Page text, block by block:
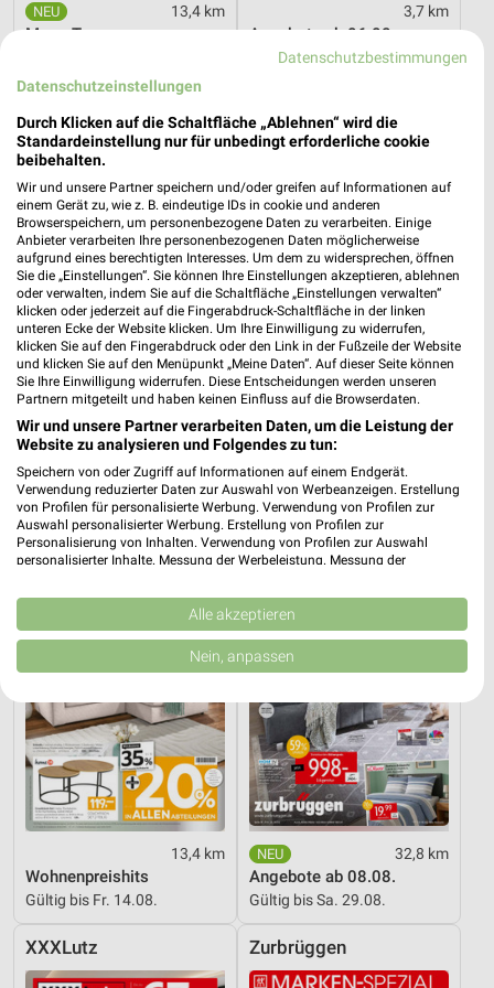
13,4 km
Mega Tage
3,7 km
Angebote ab 06.08.
Gültig bis Mi. 12.08.
0,9 km
Angebote ab 10.08.
Gültig ab Mo. 10.08.
13,4 km
Gültig bis Fr. 21.08.
XXXLutz
13,4 km
Wohnenpreishits
Gültig bis Fr. 14.08.
Zurbrüggen
32,8 km
Angebote ab 08.08.
Gültig bis Sa. 29.08.
XXXLutz Zurbrüggen
Datenschutzbestimmungen
Datenschutzeinstellungen
Durch Klicken auf die Schaltfläche „Ablehnen“ wird die
Standardeinstellung nur für unbedingt erforderliche cookie
beibehalten.
Wir und unsere Partner speichern und/oder greifen auf Informationen auf
einem Gerät zu, wie z. B. eindeutige IDs in cookie und anderen
Browserspeichern, um personenbezogene Daten zu verarbeiten. Einige
Anbieter verarbeiten Ihre personenbezogenen Daten möglicherweise
aufgrund eines berechtigten Interesses. Um dem zu widersprechen, öffnen
Sie die „Einstellungen“. Sie können Ihre Einstellungen akzeptieren, ablehnen
oder verwalten, indem Sie auf die Schaltfläche „Einstellungen verwalten“
klicken oder jederzeit auf die Fingerabdruck-Schaltfläche in der linken
unteren Ecke der Website klicken. Um Ihre Einwilligung zu widerrufen,
klicken Sie auf den Fingerabdruck oder den Link in der Fußzeile der Website
und klicken Sie auf den Menüpunkt „Meine Daten“. Auf dieser Seite können
Sie Ihre Einwilligung widerrufen. Diese Entscheidungen werden unseren
Partnern mitgeteilt und haben keinen Einfluss auf die Browserdaten.
Wir und unsere Partner verarbeiten Daten, um die Leistung der
Website zu analysieren und Folgendes zu tun:
Speichern von oder Zugriff auf Informationen auf einem Endgerät.
Verwendung reduzierter Daten zur Auswahl von Werbeanzeigen. Erstellung
von Profilen für personalisierte Werbung. Verwendung von Profilen zur
Auswahl personalisierter Werbung. Erstellung von Profilen zur
Personalisierung von Inhalten. Verwendung von Profilen zur Auswahl
personalisierter Inhalte. Messung der Werbeleistung. Messung der
Kombinationen von Daten aus verschiedenen Quellen. Entwicklung und
Verbesserung der Angebote. Verwendung reduzierter Daten zur Auswahl
von Inhalten.
Daten können außerhalb der Europäischen Union weitergegeben und in die
Website/App.
Partnerliste anzeigen (1 IAB-Anbieter)
Wir nutzen Ihre Daten für folgende Zwecke:
IAB-Verarbeitungszwecke:
Speichern von oder Zugriff auf Informationen
auf einem Endgerät
Verwendung reduzierter Daten zur Auswahl von
Werbeanzeigen
Erstellung von Profilen für personalisierte
Werbung
Alle akzeptieren
Nein, anpassen